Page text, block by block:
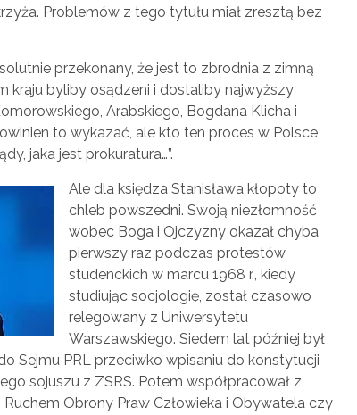
Problemów z tego tytułu miał zresztą bez
przekonany, że jest to zbrodnia z zimną
kraju byliby osądzeni i dostaliby najwyższy
Arabskiego, Bogdana Klicha i
to wykazać, ale kto ten proces w Polsce
jaka jest prokuratura…”.
Ale dla księdza Stanisława kłopoty to
chleb powszedni. Swoją niezłomność
wobec Boga i Ojczyzny okazał chyba
pierwszy raz podczas protestów
studenckich w marcu 1968 r., kiedy
studiując socjologię, został czasowo
relegowany z Uniwersytetu
Warszawskiego. Siedem lat później był
Sejmu PRL przeciwko wpisaniu do konstytucji
sojuszu z ZSRS. Potem współpracował z
Obrony Praw Człowieka i Obywatela czy